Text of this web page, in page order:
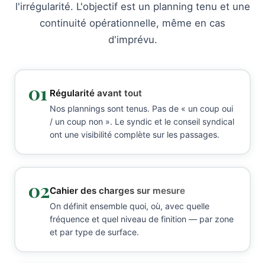
l'irrégularité. L'objectif est un planning tenu et une
continuité opérationnelle, même en cas
d'imprévu.
01 Régularité avant tout
Nos plannings sont tenus. Pas de « un coup oui
/ un coup non ». Le syndic et le conseil syndical
ont une visibilité complète sur les passages.
02Cahier des charges sur mesure
On définit ensemble quoi, où, avec quelle
fréquence et quel niveau de finition — par zone
et par type de surface.